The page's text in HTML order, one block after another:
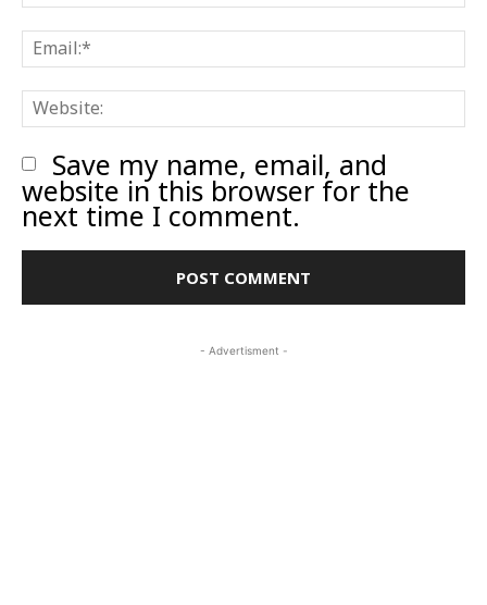
Save my name, email, and
website in this browser for the
next time I comment.
- Advertisment -